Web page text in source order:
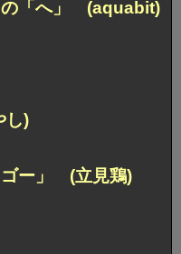
の「へ」 (aquabit)
し)
ゴー」 (立見鶏)